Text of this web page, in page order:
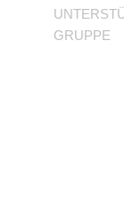
GRUPPE